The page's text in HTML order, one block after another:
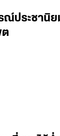
ณ์ประชานิ
ต